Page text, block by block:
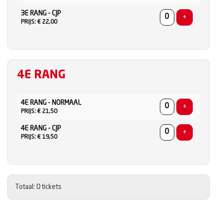
3E RANG - CJP
PRIJS: € 22,00
+
4E RANG
4E RANG - NORMAAL
PRIJS: € 21,50
+
4E RANG - CJP
PRIJS: € 19,50
+
Totaal: 0 tickets